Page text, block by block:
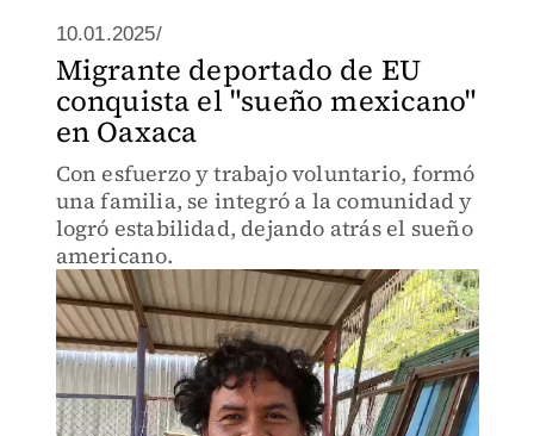
10.01.2025/
Migrante deportado de EU
conquista el "sueño mexicano"
en Oaxaca
Con esfuerzo y trabajo voluntario, formó
una familia, se integró a la comunidad y
logró estabilidad, dejando atrás el sueño
americano.